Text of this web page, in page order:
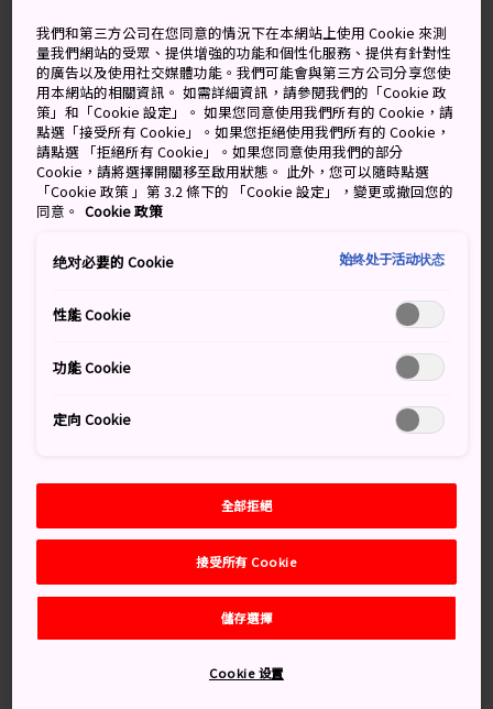
築波宇宙中心是日本宇宙航空研究開發機構（簡稱 JAXA）
的中心辦公室，中心進行各式各樣活動包括在太空發展尖
端領域作研究、開發和測試。這裡有個展廳讓遊客了解日
本航空發展史，設施附近亦有導賞團。
萬勿錯過
「太空巨蛋」展示各種宇宙飛船、開發用的測試
交通方式
你可乘坐電車或快線巴士前往築波宇宙中心。
經電車前往可乘搭JR常磐線於荒川沖站下車，然後乘坐開
往築波大學中央或築波中心方向的茨城巴士，於物質材料
研究機構下車後，步行約1分鐘便到達。此外，也可乘搭
築波快線在築波站下車，然後乘搭開往荒川沖車站方向的
關東鐵道巴士，於「物質材料研究機構」下車。
我們和第三方公司在您同意的情況下在本網站上使用 Cookie 來測
量我們網站的受眾、提供增強的功能和個性化服務、提供有針對性
的廣告以及使用社交媒體功能。我們可能會與第三方公司分享您使
用本網站的相關資訊。 如需詳細資訊，請參閱我們的「Cookie 政
策」和「Cookie 設定」。 如果您同意使用我們所有的 Cookie，請
點選「接受所有 Cookie」。如果您拒絕使用我們所有的 Cookie，
請點選 「拒絕所有 Cookie」。如果您同意使用我們的部分
Cookie，請將選擇開關移至啟用狀態。 此外，您可以隨時點選
「Cookie 政策 」第 3.2 條下的 「Cookie 設定」，變更或撤回您的
同意。 Cookie 政策
绝对必要的 Cookie 始终处于活动状态
性能 Cookie
功能 Cookie
定向 Cookie
全部拒絕
接受所有 Cookie
儲存選擇
Cookie 设置